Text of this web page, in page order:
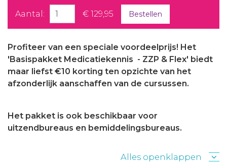
Aantal: € 129,95 Bestellen
Profiteer van een speciale voordeelprijs! Het
'Basispakket Medicatiekennis - ZZP & Flex' biedt
maar liefst €10 korting ten opzichte van het
afzonderlijk aanschaffen van de cursussen.
Het pakket is ook beschikbaar voor
uitzendbureaus en bemiddelingsbureaus.
Alles openklappen